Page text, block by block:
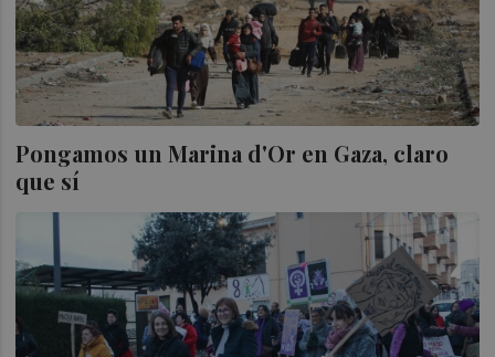
Pongamos un Marina d'Or en Gaza, claro
que sí